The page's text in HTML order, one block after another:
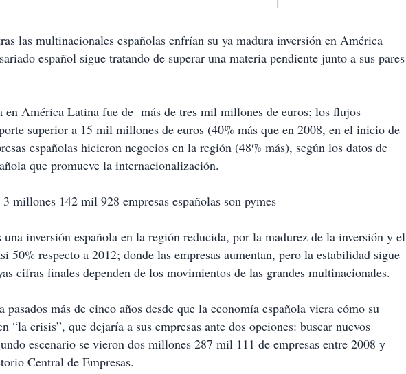
las multinacionales españolas enfrían su ya madura inversión en América
español sigue tratando de superar una materia pendiente junto a sus pares
en América Latina fue de más de tres mil millones de euros; los flujos
superior a 15 mil millones de euros (40% más que en 2008, en el inicio de
españolas hicieron negocios en la región (48% más), según los datos de
que promueve la internacionalización.
3 millones 142 mil 928 empresas españolas son pymes
una inversión española en la región reducida, por la madurez de la inversión y el
50% respecto a 2012; donde las empresas aumentan, pero la estabilidad sigue
cifras finales dependen de los movimientos de las grandes multinacionales.
pasados más de cinco años desde que la economía española viera cómo su
“la crisis”, que dejaría a sus empresas ante dos opciones: buscar nuevos
escenario se vieron dos millones 287 mil 111 de empresas entre 2008 y
Central de Empresas.